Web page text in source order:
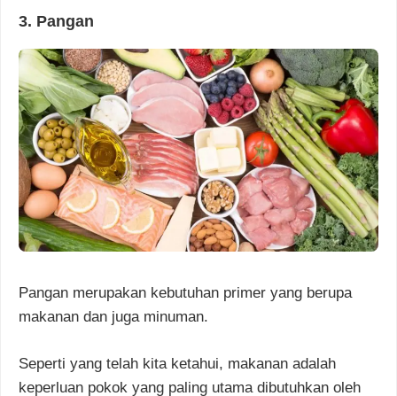
3. Pangan
Pangan merupakan kebutuhan primer yang berupa
makanan dan juga minuman.
Seperti yang telah kita ketahui, makanan adalah
keperluan pokok yang paling utama dibutuhkan oleh